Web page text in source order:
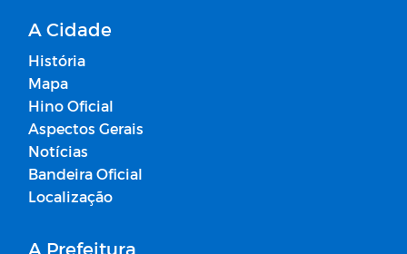
A Cidade
História
Mapa
Hino Oficial
Aspectos Gerais
Notícias
Bandeira Oficial
Localização
A Prefeitura